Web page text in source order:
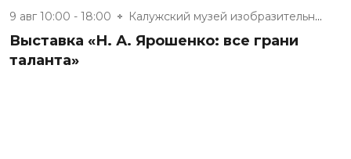
9 авг 10:00 - 18:00 Калужский музей изобразительны...
Выставка «Н. А. Ярошенко: все грани
таланта»